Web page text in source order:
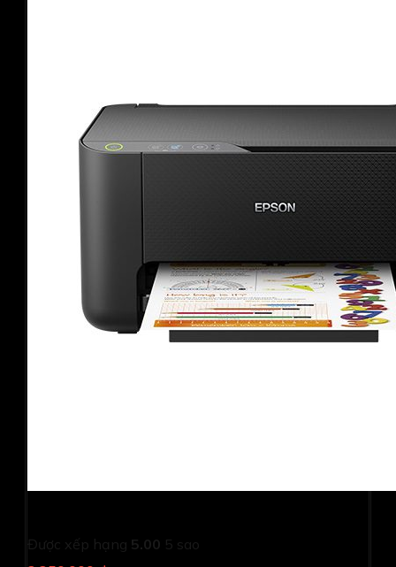
Được xếp hạng 5.00 5 sao